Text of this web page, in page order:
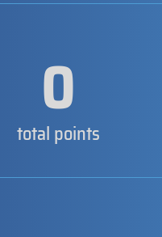
0
total points